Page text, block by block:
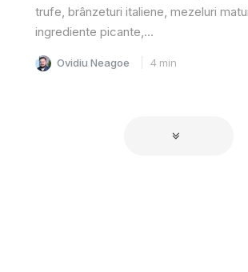
trufe, brânzeturi italiene, mezeluri
ingrediente picante,...
Ovidiu Neagoe 4 min